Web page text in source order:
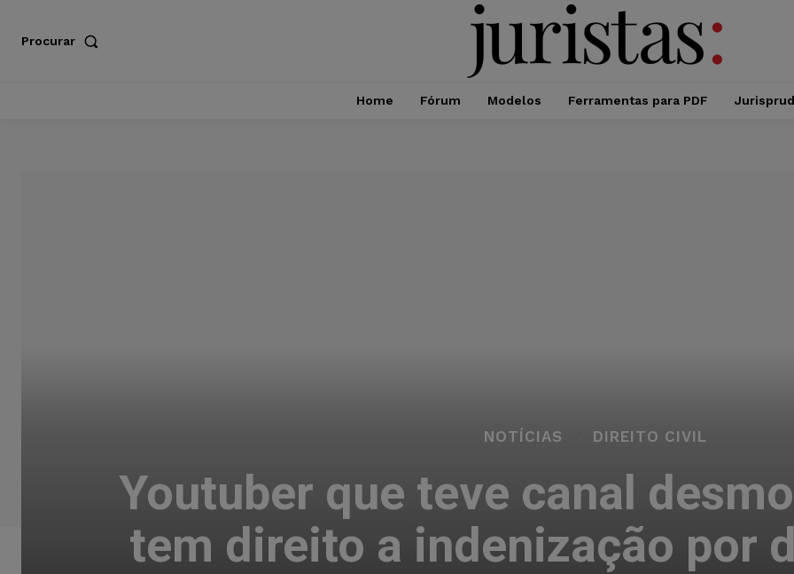
Procurar
Home Fórum Modelos Ferramentas para PDF
NOTÍCIAS DIREITO CIVIL
Youtuber que teve canal
tem direito a indenização por